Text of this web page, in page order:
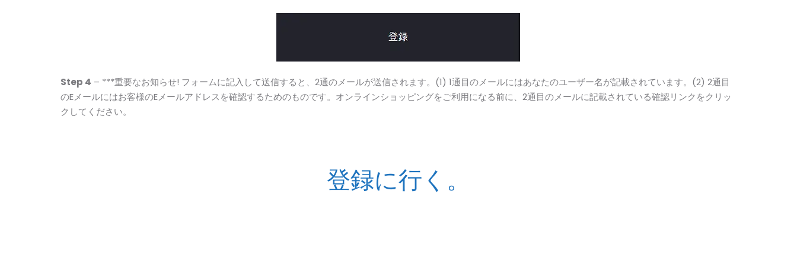
Step 4 – ***重要なお知らせ! フォームに記入して送信すると、2通のメールが送信されます。(1) 1通目のメールにはあなたのユーザー名が記載されています。(2) 2通目
のEメールにはお客様のEメールアドレスを確認するためのものです。オンラインショッピングをご利用になる前に、2通目のメールに記載されている確認リンクをクリッ
クしてください。
登録に行く。